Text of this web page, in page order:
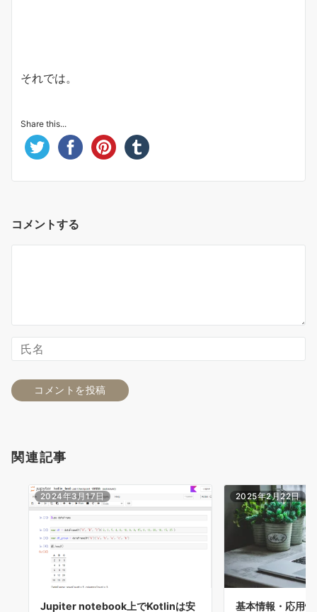
それでは。
Share this...
コメントする
関連記事
2024年3月17日
Jupiter notebook上でKotlinは安
2025年2月22日
基本情報・応用